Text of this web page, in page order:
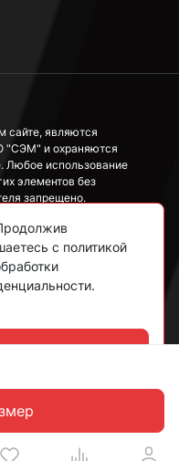
сайте, являются
"СЭМ" и охраняются
Любое использование
элементов без
запрещено.
исключительно
как
437 ГК РФ.
с политикой